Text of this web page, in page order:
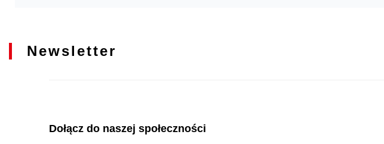
Newsletter
Dołącz do naszej społeczności